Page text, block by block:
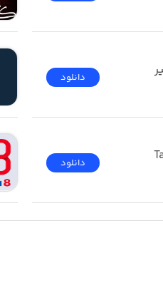
دانلود
دانلود